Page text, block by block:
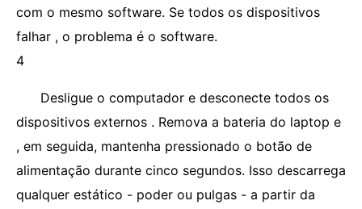
com o mesmo software. Se todos os dispositivos
falhar , o problema é o software.
4
Desligue o computador e desconecte todos os
dispositivos externos . Remova a bateria do laptop e
, em seguida, mantenha pressionado o botão de
alimentação durante cinco segundos. Isso descarrega
qualquer estático - poder ou pulgas - a partir da